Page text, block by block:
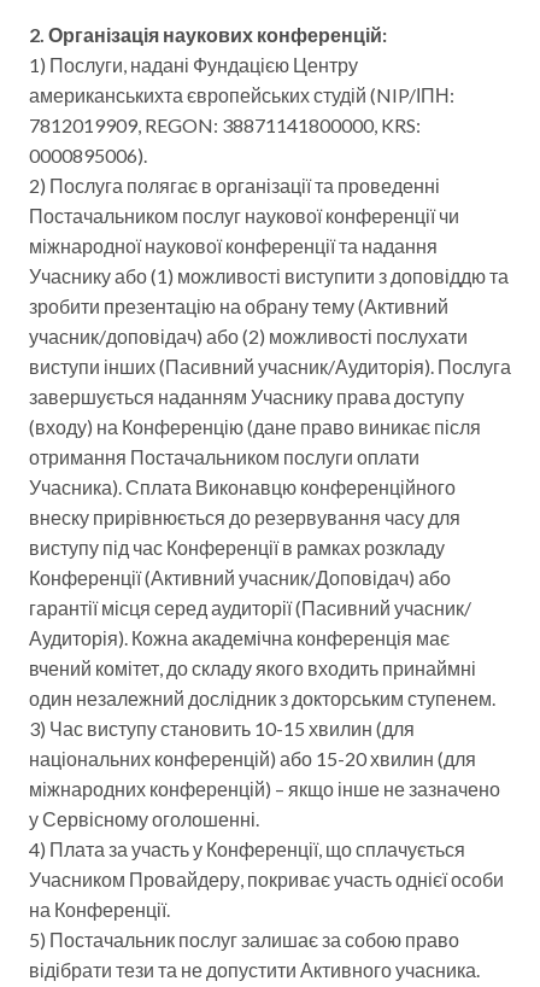
2. Організація наукових конференцій:
1) Послуги, надані Фундацією Центру
американськихта європейських студій (NIP/ІПН:
7812019909, REGON: 38871141800000, KRS:
0000895006).
2) Послуга полягає в організації та проведенні
Постачальником послуг наукової конференції чи
міжнародної наукової конференції та надання
Учаснику або (1) можливості виступити з доповіддю та
зробити презентацію на обрану тему (Активний
учасник/доповідач) або (2) можливості послухати
виступи інших (Пасивний учасник/Аудиторія). Послуга
завершується наданням Учаснику права доступу
(входу) на Конференцію (дане право виникає після
отримання Постачальником послуги оплати
Учасника). Сплата Виконавцю конференційного
внеску прирівнюється до резервування часу для
виступу під час Конференції в рамках розкладу
Конференції (Активний учасник/Доповідач) або
гарантії місця серед аудиторії (Пасивний учасник/
Аудиторія). Кожна академічна конференція має
вчений комітет, до складу якого входить принаймні
один незалежний дослідник з докторським ступенем.
3) Час виступу становить 10-15 хвилин (для
національних конференцій) або 15-20 хвилин (для
міжнародних конференцій) – якщо інше не зазначено
у Сервісному оголошенні.
4) Плата за участь у Конференції, що сплачується
Учасником Провайдеру, покриває участь однієї особи
на Конференції.
5) Постачальник послуг залишає за собою право
відібрати тези та не допустити Активного учасника.